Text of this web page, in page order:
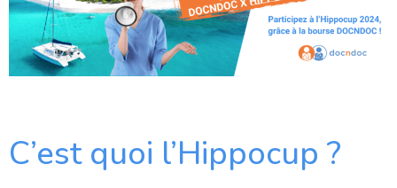
C’est quoi l’Hippocup ?